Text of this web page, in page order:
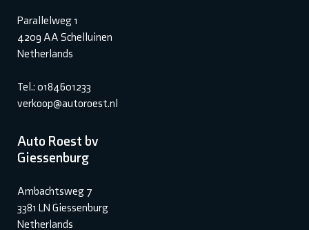
Parallelweg 1
4209 AA Schelluinen
Netherlands
Tel.: 0184601233
verkoop@autoroest.nl
Auto Roest bv
Giessenburg
Ambachtsweg 7
3381 LN Giessenburg
Netherlands